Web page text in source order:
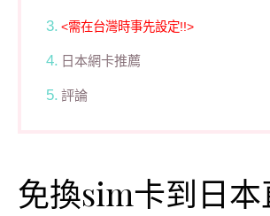
<需在台灣時事先設定!!>
日本網卡推薦
評論
免換sim卡到日